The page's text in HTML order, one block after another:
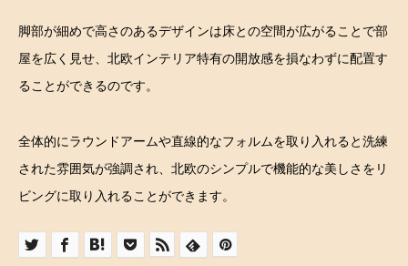
脚部が細めで高さのあるデザインは床との空間が広がることで部
屋を広く見せ、北欧インテリア特有の開放感を損なわずに配置す
ることができるのです。
全体的にラウンドアームや直線的なフォルムを取り入れると洗練
された雰囲気が強調され、北欧のシンプルで機能的な美しさをリ
ビングに取り入れることができます。